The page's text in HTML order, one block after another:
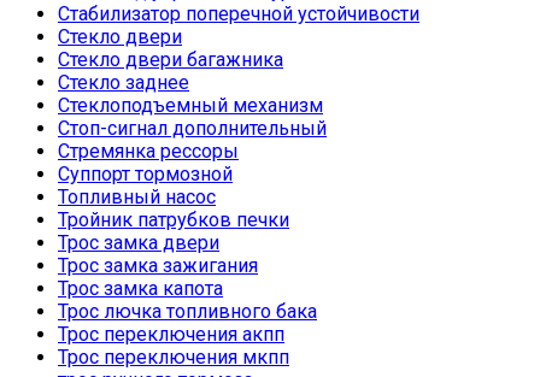
Стабилизатор поперечной устойчивости
Стекло двери
Стекло двери багажника
Стекло заднее
Стеклоподъемный механизм
Стоп-сигнал дополнительный
Стремянка рессоры
Суппорт тормозной
Топливный насос
Тройник патрубков печки
Трос замка двери
Трос замка зажигания
Трос замка капота
Трос лючка топливного бака
Трос переключения акпп
Трос переключения мкпп